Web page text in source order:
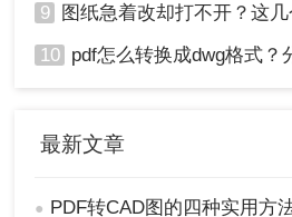
9 图纸急着改却打不开？这几个
10 pdf怎么转换成dwg格式？分
最新文章
● PDF转CAD图的四种实用方法对比（2026最新